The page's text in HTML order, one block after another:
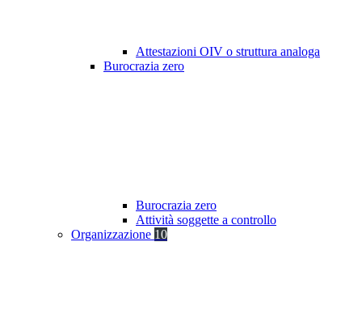
Attestazioni OIV o struttura analoga
Burocrazia zero
Burocrazia zero
Attività soggette a controllo
Organizzazione 10